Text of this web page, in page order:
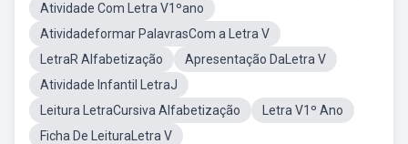
Atividade Com Letra V1ºano
Atividadeformar PalavrasCom a Letra V
LetraR Alfabetização
Apresentação DaLetra V
Atividade Infantil LetraJ
Leitura LetraCursiva Alfabetização
Letra V1º Ano
Ficha De LeituraLetra V